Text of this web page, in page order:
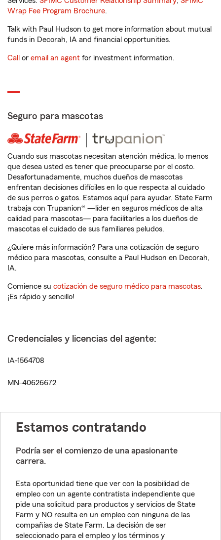
Wrap Fee Program Brochure.
Talk with Paul Hudson to get more information about mutual
funds in Decorah, IA and financial opportunities.
Call or email an agent for investment information.
Seguro para mascotas
Cuando sus mascotas necesitan atención médica, lo menos
que desea usted es tener que preocuparse por el costo.
Desafortunadamente, muchos dueños de mascotas
enfrentan decisiones difíciles en lo que respecta al cuidado
de sus perros o gatos. Estamos aquí para ayudar. State Farm
trabaja con Trupanion® —líder en seguros médicos de alta
calidad para mascotas— para facilitarles a los dueños de
mascotas el cuidado de sus familiares peludos.
¿Quiere más información? Para una cotización de seguro
médico para mascotas, consulte a Paul Hudson en Decorah,
IA.
Comience su cotización de seguro médico para mascotas.
¡Es rápido y sencillo!
Credenciales y licencias del agente:
IA-1564708
MN-40626672
Estamos contratando
Podría ser el comienzo de una apasionante
carrera.
Esta oportunidad tiene que ver con la posibilidad de
empleo con un agente contratista independiente que
pide una solicitud para productos y servicios de State
Farm y NO resulta en un empleo con ninguna de las
compañías de State Farm. La decisión de ser
seleccionado para el empleo y los términos y